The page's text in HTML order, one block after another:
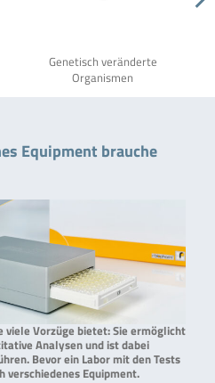
Genetisch veränderte
Organismen
Equipment brauche
viele Vorzüge bietet: Sie ermöglicht
Analysen und ist dabei
Bevor ein Labor mit den Tests
verschiedenes Equipment.